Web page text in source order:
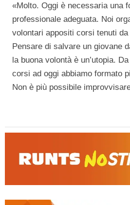
«Molto. Oggi è necessaria una
professionale adeguata. Noi
volontari appositi corsi tenuti
Pensare di salvare un giovane
la buona volontà è un’utopia.
corsi ad oggi abbiamo formato
Non è più possibile